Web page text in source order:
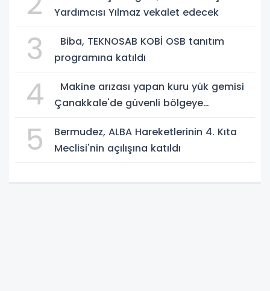
Yardımcısı Yılmaz vekalet edecek
3
Biba, TEKNOSAB KOBİ OSB tanıtım
programına katıldı
4
Makine arızası yapan kuru yük gemisi
Çanakkale'de güvenli bölgeye
5
Bermudez, ALBA Hareketlerinin 4. Kıta
Meclisi'nin açılışına katıldı